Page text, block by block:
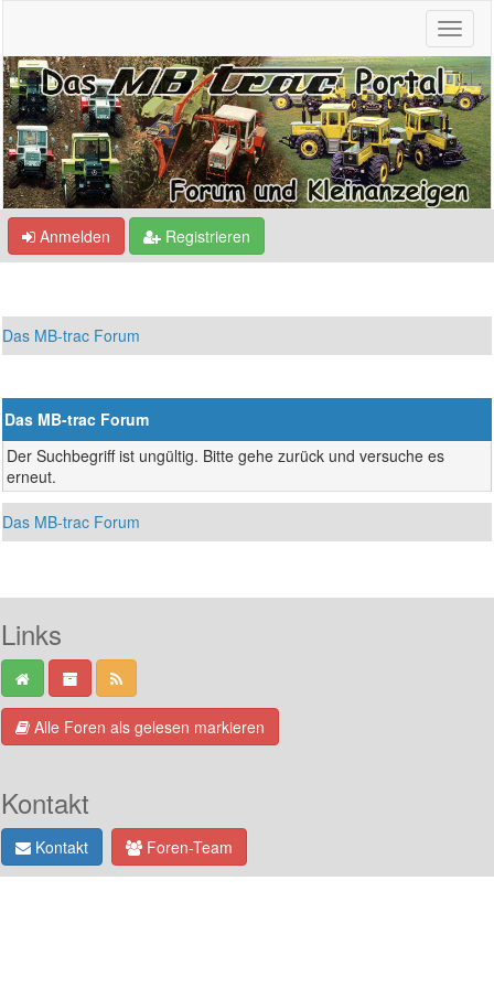
Anmelden Registrieren
Das MB-trac Forum
Das MB-trac Forum
Der Suchbegriff ist ungültig. Bitte gehe zurück und versuche es
erneut.
Das MB-trac Forum
Links
Alle Foren als gelesen markieren
Kontakt
Kontakt Foren-Team